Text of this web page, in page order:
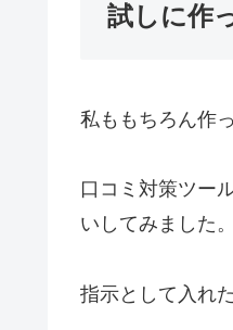
試しに作
私ももちろん作
口コミ対策ツー
いしてみました。
指示として入れ